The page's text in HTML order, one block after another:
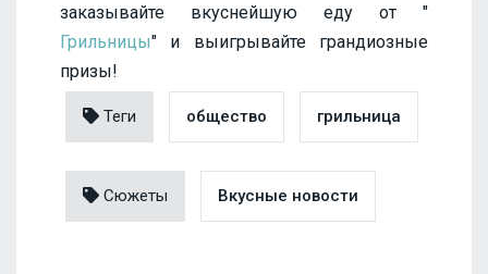
заказывайте вкуснейшую еду от "
Грильницы" и выигрывайте грандиозные
призы!
Теги общество грильница
Сюжеты Вкусные новости